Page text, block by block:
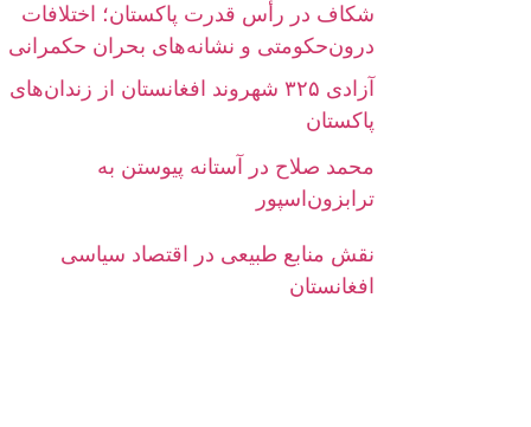
شکاف در رأس قدرت پاکستان؛ اختلافات
درون‌حکومتی و نشانه‌های بحران حکمرانی
آزادی ۳۲۵ شهروند افغانستان از زندان‌های
پاکستان
محمد صلاح در آستانه پیوستن به
ترابزون‌اسپور
نقش منابع طبیعی در اقتصاد سیاسی
افغانستان